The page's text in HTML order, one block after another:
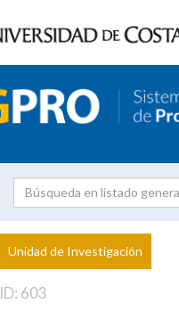
Proyecto
Unidad de Investigación
ID: 603